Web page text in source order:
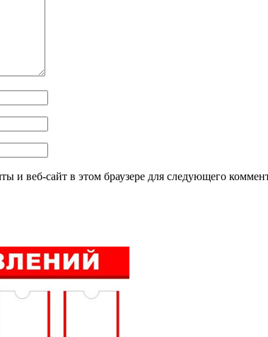
и веб-сайт в этом браузере для следующего